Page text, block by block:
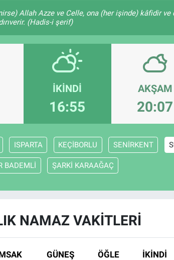
Allah Azze ve Celle, ona (her işinde) kâfidir ve
(Hadis-i şerif)
İKINDI
16:55
AKŞAM
20:07
ISPARTA KEÇİBORLU SENİRKENT
BADEMLİ ŞARKİ KARAAĞAÇ
NAMAZ VAKITLERI
GÜNEŞ ÖĞLE İKINDI